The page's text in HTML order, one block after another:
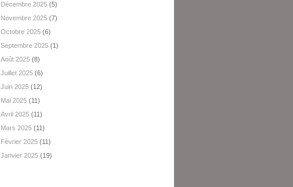
Décembre 2025 (5)
Novembre 2025 (7)
Octobre 2025 (6)
Septembre 2025 (1)
Août 2025 (8)
Juillet 2025 (6)
Juin 2025 (12)
Mai 2025 (11)
Avril 2025 (11)
Mars 2025 (11)
Février 2025 (11)
Janvier 2025 (19)